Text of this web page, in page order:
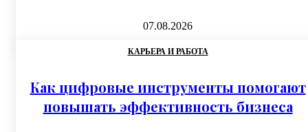
07.08.2026
КАРЬЕРА И РАБОТА
Как цифровые инструменты помогают
повышать эффективность бизнеса